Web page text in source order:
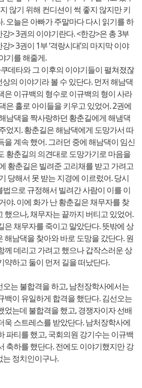
않기 위해 컨디션이 썩 좋지 않지만 키
오늘은 아빠가 주말마다 다시 읽기를 하
> 3권의 이야기란다. <한강>은 총 3부
> 3권이 1부 ‘격랑시대’의 마지막 이야
기를 해줄게.
데타와 그 이후의 이야기들이 펼쳐졌잖
의 이야기라 볼 수 있단다. 먼저 해남댁
은 이규백의 형수로 이규백의 형이 사라
은 홀로 아이들을 키우고 있었어. 2권에
남댁을 짝사랑하던 황춘길에게 해냄댁
었지. 황춘길은 해남댁에게 도망가서 따
을 계속 했어. 그러던 중에 해남댁이 임신
황춘길의 의견대로 도망가기로 마음을
황춘길은 빌려준 고리채를 받고 가려고
당해서 못 받는 지경에 이르렀어. 당시
으로 규정해서 빌려간 사람이 이를 이
야. 이에 화가 난 황춘길은 채무자를 찾
했으나, 채무자는 끝까지 버티고 있었어.
은 채무자를 죽이고 말았단다. 뜻밖에 상
해남댁을 찾아와 바로 도망을 갔단다. 원
께 데리고 가려고 했으나 갑작스러운 상
약하고 둘이 먼저 길을 떠났단다.
는 불합격을 하고, 남천장학사에서는
백이 유일하게 합격을 했단다. 김선오는
었는데 불합격을 했고, 경쟁자이자 선배
욱 스트레스를 받았단다. 남처장학사에
파티를 했고, 국회의원 강기수는 이규백
축하를 했단다. 전에도 이야기했지만 강
정치인이구나.